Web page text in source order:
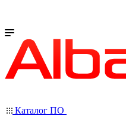
Каталог ПО